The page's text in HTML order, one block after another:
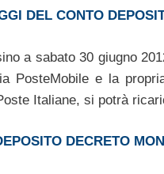
DEL CONTO
a sabato 30 giugno
PosteMobile e la
Italiane, si potrà
DECRETO